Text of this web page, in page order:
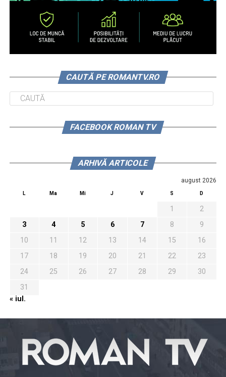
CAUTĂ PE ROMANTV.RO
FACEBOOK ROMAN TV
ARHIVĂ ARTICOLE
august 2026
L Ma Mi J V S D
1
2
3
4 5 6 7 8
9
10
11 12 13 14 15
16
17
18 19 20 21 22
23
24
25 26 27 28 29
30
31
« iul.